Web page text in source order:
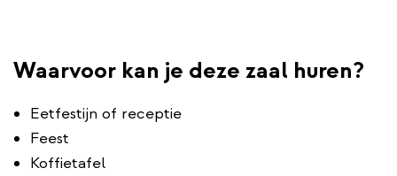
Waarvoor kan je deze zaal huren?
Eetfestijn of receptie
Feest
Koffietafel